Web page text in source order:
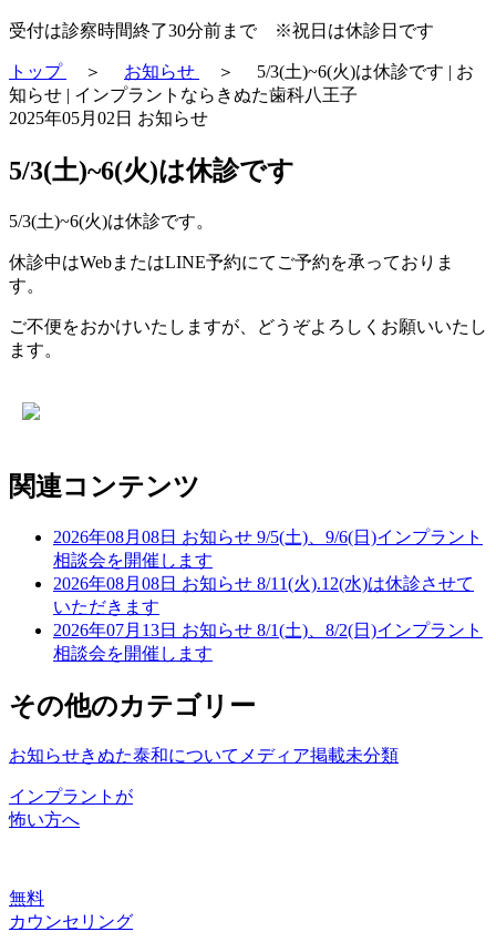
受付は診察時間終了30分前まで ※祝日は休診日です
トップ ＞ お知らせ ＞ 5/3(土)~6(火)は休診です | お
知らせ | インプラントならきぬた歯科八王子
2025年05月02日 お知らせ
5/3(土)~6(火)は休診です
5/3(土)~6(火)は休診です。
休診中はWebまたはLINE予約にてご予約を承っておりま
す。
ご不便をおかけいたしますが、どうぞよろしくお願いいたし
ます。
関連コンテンツ
2026年08月08日 お知らせ 9/5(土)、9/6(日)インプラント
相談会を開催します
2026年08月08日 お知らせ 8/11(火).12(水)は休診させて
いただきます
2026年07月13日 お知らせ 8/1(土)、8/2(日)インプラント
相談会を開催します
その他のカテゴリー
お知らせきぬた泰和について メディア掲載未分類
インプラントが
怖い方へ
無料
カウンセリング